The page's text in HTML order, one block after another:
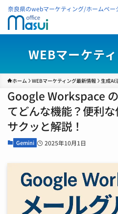
奈良県のwebマーケティング/ホームペー
WEBマーケテ
ホーム WEBマーケティング最新情報 生成AI
Google Workspace
てどんな機能？便利
サクッと解説！
Gemini 2025年10月1日